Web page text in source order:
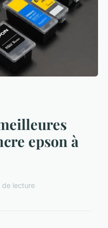
epson à
de lecture